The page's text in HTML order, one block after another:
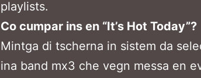
playlists.
Co cumpar ins en “It’s Hot Today”?
Mintga di tscherna in sistem da
ina band mx3 che vegn messa en